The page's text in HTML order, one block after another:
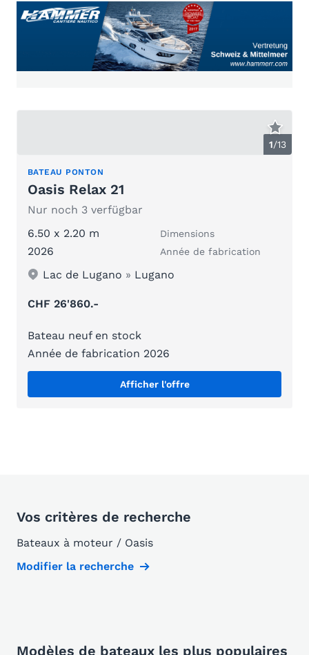
1/13
BATEAU PONTON
Oasis Relax 21
Nur noch 3 verfügbar
6.50 x 2.20 m
Dimensions
2026 Année de fabrication
Lac de Lugano » Lugano
CHF 26'860.-
Bateau neuf en stock
Année de fabrication 2026
Afficher l'offre
Vos critères de recherche
Bateaux à moteur / Oasis
Modifier la recherche
Modèles de bateaux les plus populaires